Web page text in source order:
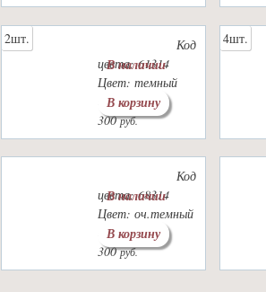
2шт.
Код
цвета: 61314
Цвет: темный
сине-черный
300руб.
В наличии
В корзину
4шт.
Код
цвета: 68314
Цвет: оч.темный
серый
300руб.
В наличии
В корзину